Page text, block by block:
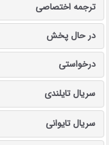
ترجمه اختصاصی
در حال پخش
درخواستی
سریال تایلندی
سریال تایوانی